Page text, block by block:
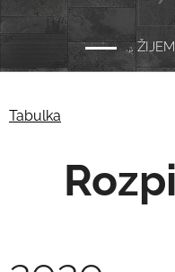
...
Tabulka